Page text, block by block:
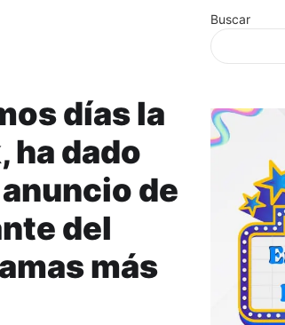
días la
, ha dado
de
del
más
Buscar